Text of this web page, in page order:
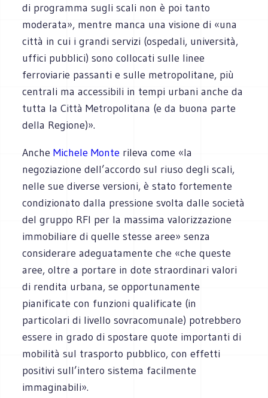
di programma sugli scali non è poi tanto
moderata», mentre manca una visione di «una
città in cui i grandi servizi (ospedali, università,
uffici pubblici) sono collocati sulle linee
ferroviarie passanti e sulle metropolitane, più
centrali ma accessibili in tempi urbani anche da
tutta la Città Metropolitana (e da buona parte
della Regione)».
AncheMichele Monte rileva come «la
negoziazione dell’accordo sul riuso degli scali,
nelle sue diverse versioni, è stato fortemente
condizionato dalla pressione svolta dalle società
del gruppo RFI per la massima valorizzazione
immobiliare di quelle stesse aree» senza
considerare adeguatamente che «che queste
aree, oltre a portare in dote straordinari valori
di rendita urbana, se opportunamente
pianificate con funzioni qualificate (in
particolari di livello sovracomunale) potrebbero
essere in grado di spostare quote importanti di
mobilità sul trasporto pubblico, con effetti
positivi sull’intero sistema facilmente
immaginabili».